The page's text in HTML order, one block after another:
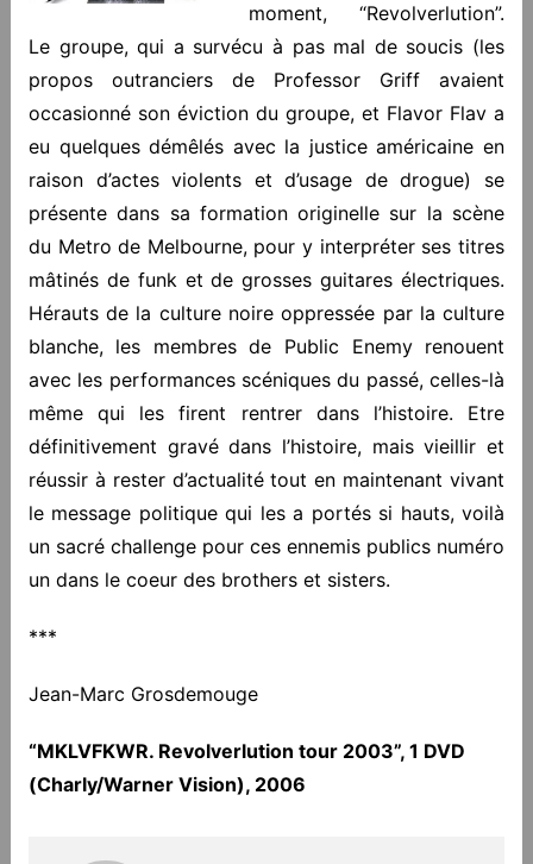
moment, “Revolverlution”.
Le groupe, qui a survécu à pas mal de soucis (les
propos outranciers de Professor Griff avaient
occasionné son éviction du groupe, et Flavor Flav a
eu quelques démêlés avec la justice américaine en
raison d’actes violents et d’usage de drogue) se
présente dans sa formation originelle sur la scène
du Metro de Melbourne, pour y interpréter ses titres
mâtinés de funk et de grosses guitares électriques.
Hérauts de la culture noire oppressée par la culture
blanche, les membres de Public Enemy renouent
avec les performances scéniques du passé, celles-là
même qui les firent rentrer dans l’histoire. Etre
définitivement gravé dans l’histoire, mais vieillir et
réussir à rester d’actualité tout en maintenant vivant
le message politique qui les a portés si hauts, voilà
un sacré challenge pour ces ennemis publics numéro
un dans le coeur des brothers et sisters.
***
Jean-Marc Grosdemouge
“MKLVFKWR. Revolverlution tour 2003”, 1 DVD
(Charly/Warner Vision), 2006